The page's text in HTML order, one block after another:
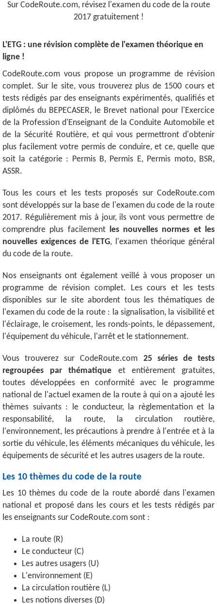
Sur CodeRoute.com, révisez l'examen du code de la route
2017 gratuitement !
L'ETG : une révision complète de l'examen théorique en
ligne !
CodeRoute.com vous propose un programme de révision
complet. Sur le site, vous trouverez plus de 1500 cours et
tests rédigés par des enseignants expérimentés, qualifiés et
diplômés du BEPECASER, le Brevet national pour l'Exercice
de la Profession d'Enseignant de la Conduite Automobile et
de la Sécurité Routière, et qui vous permettront d'obtenir
plus facilement votre permis de conduire, et ce, quelle que
soit la catégorie : Permis B, Permis E, Permis moto, BSR,
ASSR.
Tous les cours et les tests proposés sur CodeRoute.com
sont développés sur la base de l'examen du code de la route
2017. Régulièrement mis à jour, ils vont vous permettre de
comprendre plus facilement les nouvelles normes et les
nouvelles exigences de l'ETG, l'examen théorique général
du code de la route.
Nos enseignants ont également veillé à vous proposer un
programme de révision complet. Les cours et les tests
disponibles sur le site abordent tous les thématiques de
l'examen du code de la route : la signalisation, la visibilité et
l'éclairage, le croisement, les ronds-points, le dépassement,
l'équipement du véhicule, l'arrêt et le stationnement.
Vous trouverez sur CodeRoute.com 25 séries de tests
regroupées par thématique et entièrement gratuites,
toutes développées en conformité avec le programme
national de l'actuel examen de la route à qui on a ajouté les
thèmes suivants : le conducteur, la règlementation et la
responsabilité, la route, la circulation routière,
l'environnement, les précautions à prendre à l'entrée et à la
sortie du véhicule, les éléments mécaniques du véhicule, les
équipements de sécurité et les autres usagers de la route.
Les 10 thèmes du code de la route
Les 10 thèmes du code de la route abordé dans l'examen
national et proposé dans les cours et les tests rédigés par
les enseignants sur CodeRoute.com sont :
La route (R)
Le conducteur (C)
Les autres usagers (U)
L'environnement (E)
La circulation routière (L)
Les notions diverses (D)